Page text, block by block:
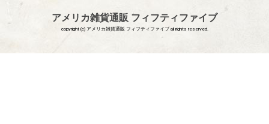
アメリカ雑貨通販 フィフティファイブ
copyright (c) アメリカ雑貨通販 フィフティファイブ all rights reserved.